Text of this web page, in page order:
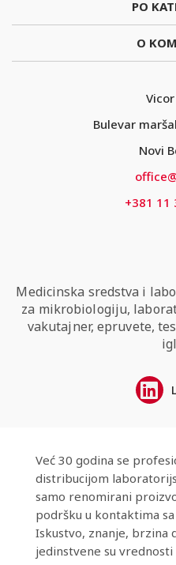
PO
O
Bulevar
Novi
+381 11
Medicinska sredstva i
za mikrobiologiju,
vakutajner, epruvete,
Već 30 godina se
distribucijom
samo renomirani
podršku u kontaktima
Iskustvo, znanje, brzina
jedinstvene su